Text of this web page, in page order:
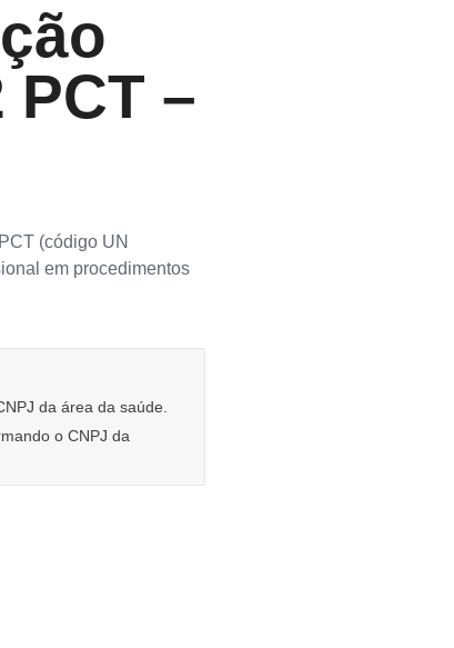
PCT –
(código UN
em procedimentos
da área da saúde.
o CNPJ da